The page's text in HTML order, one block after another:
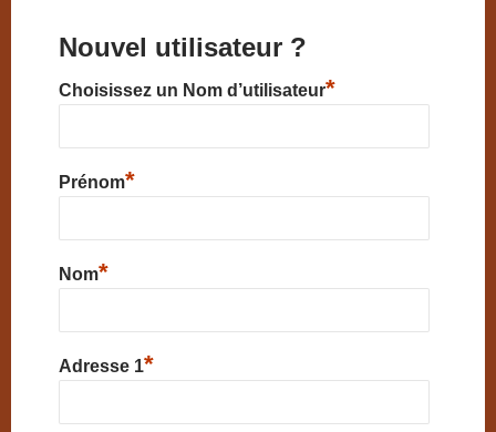
Nouvel utilisateur ?
Choisissez un Nom d’utilisateur*
Prénom*
Nom*
Adresse 1*